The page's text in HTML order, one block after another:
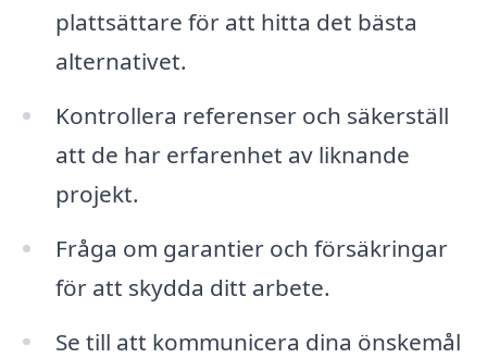
plattsättare för att hitta det bästa
alternativet.
Kontrollera referenser och säkerställ
att de har erfarenhet av liknande
projekt.
Fråga om garantier och försäkringar
för att skydda ditt arbete.
Se till att kommunicera dina önskemål